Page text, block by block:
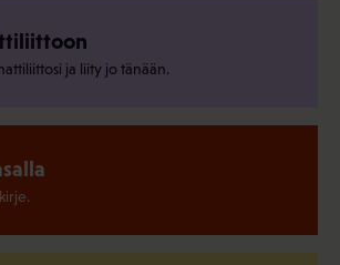
ja liity jo tänään.